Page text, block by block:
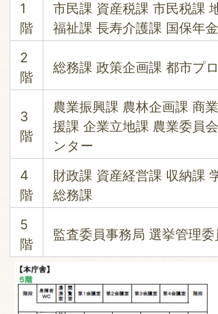
1
階
市民課 資産税課 市民税課
福祉課 長寿介護課 国保年
2
階
総務課 政策企画課 都市プ
3
階
農業振興課 農林企画課 商
援課 企業立地課 農業委員
ンター
4
階
財政課 資産経営課 収納課
総務課
5
階
監査委員事務局 選挙管理